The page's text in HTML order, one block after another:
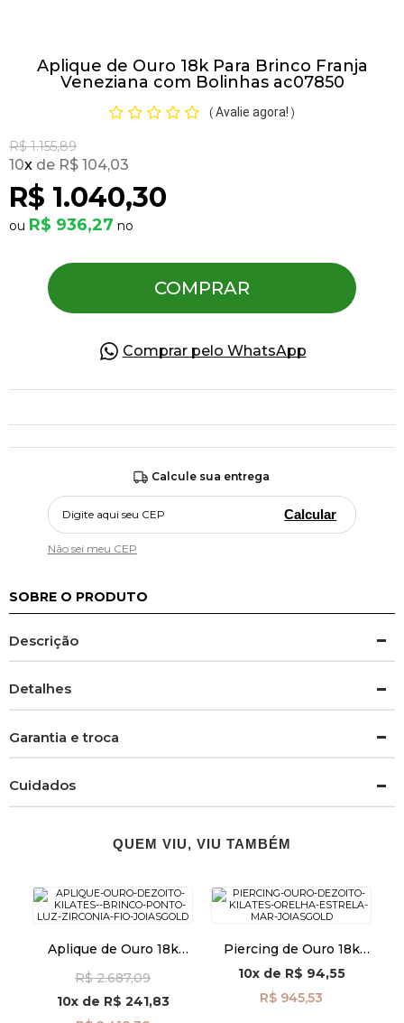
Aplique de Ouro 18k Para Brinco Franja
Veneziana com Bolinhas ac07850
( Avalie agora! )
R$ 1.155,89
R$ 1.040,30
10x R$ 104,03
R$ 936,27
COMPRAR
Comprar pelo WhatsApp
Calcule sua entrega
Calcular
Não sei meu CEP
SOBRE O PRODUTO
Descrição
Detalhes
Garantia e troca
Cuidados
QUEM VIU, VIU TAMBÉM
Aplique de Ouro 18k
Luz Zircônia com Fio
ac07856
R$ 2.687,09
10xde R$ 241,83
Piercing de Ouro 18k
Orelha Estrela do Mar
ac07888
10xde R$ 94,55
R$ 945,53
Pedras Preciosas
OFERTAS